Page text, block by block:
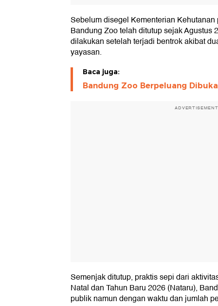
Sebelum disegel Kementerian
Bandung Zoo telah ditutup sejak Agustus
dilakukan setelah terjadi bentrok akibat
yayasan.
Baca juga:
Bandung Zoo Berpeluang
ADVERTISEMENT
Semenjak ditutup, praktis sepi dari
Natal dan Tahun Baru 2026 (Nataru),
publik namun dengan waktu dan jumlah